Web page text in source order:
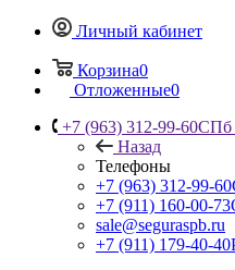
Личный кабинет
Корзина0
Отложенные0
+7 (963) 312-99-60СПб
Назад
Телефоны
+7 (963) 312-99-60
+7 (911) 160-00-73
sale@seguraspb.ru
+7 (911) 179-40-40